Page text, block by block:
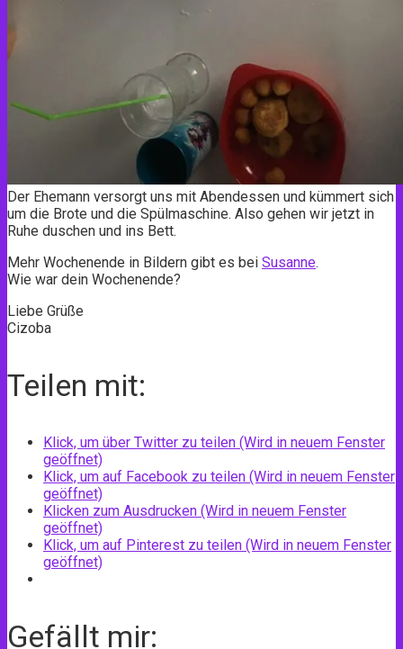
Der Ehemann versorgt uns mit Abendessen und kümmert sich
um die Brote und die Spülmaschine. Also gehen wir jetzt in
Ruhe duschen und ins Bett.
Mehr Wochenende in Bildern gibt es bei Susanne.
Wie war dein Wochenende?
Liebe Grüße
Cizoba
Teilen mit:
Klick, um über Twitter zu teilen (Wird in neuem Fenster
geöffnet)
Klick, um auf Facebook zu teilen (Wird in neuem Fenster
geöffnet)
Klicken zum Ausdrucken (Wird in neuem Fenster
geöffnet)
Klick, um auf Pinterest zu teilen (Wird in neuem Fenster
geöffnet)
Gefällt mir: